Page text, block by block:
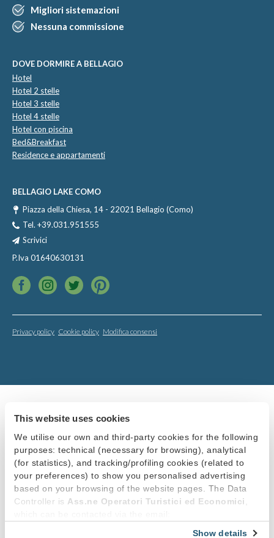
This website uses cookies
We utilise our own and third-party cookies for the following
purposes: technical (necessary for browsing), analytical
(for statistics), and tracking/profiling cookies (related to
your preferences) to show you personalised advertising
based on your browsing of the website pages. The Data
Controller is Ass.ne Operatori Turistici ed Economici
Show details
Migliori sistemazioni
Nessuna commissione
DOVE DORMIRE A BELLAGIO
Hotel
Hotel 2 stelle
Hotel 3 stelle
Hotel 4 stelle
Hotel con piscina
Bed&Breakfast
Residence e appartamenti
BELLAGIO LAKE COMO
Piazza della Chiesa, 14 - 22021 Bellagio (Como)
Tel. +39.031.951555
Scrivici
P.Iva 01640630131
Privacy policy Cookie policy Modifica consensi